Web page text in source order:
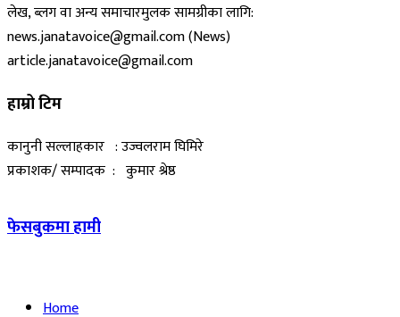
लेख, ब्लग वा अन्य समाचारमुलक सामग्रीका लागि:
news.janatavoice@gmail.com (News)
article.janatavoice@gmail.com
हाम्रो टिम
कानुनी सल्लाहकार : उज्वलराम घिमिरे
प्रकाशक/ सम्पादक : कुमार श्रेष्ठ
फेसबुकमा हामी
Home